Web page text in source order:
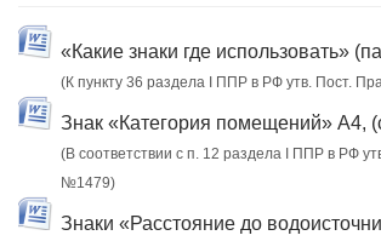
«Какие знаки где использовать»
(К пункту 36 раздела I ППР в РФ утв. Пост.
Знак «Категория помещений» А4,
(В соответствии с п. 12 раздела I ППР в РФ
№1479)
Знаки «Расстояние до